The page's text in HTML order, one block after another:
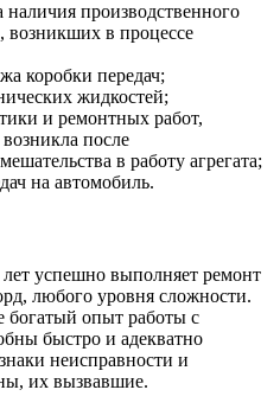
наличия производственного
возникших в процессе
коробки передач;
жидкостей;
и ремонтных работ,
после
в работу агрегата;
на автомобиль.
успешно выполняет ремонт
любого уровня сложности.
опыт работы с
быстро и адекватно
неисправности и
их вызвавшие.